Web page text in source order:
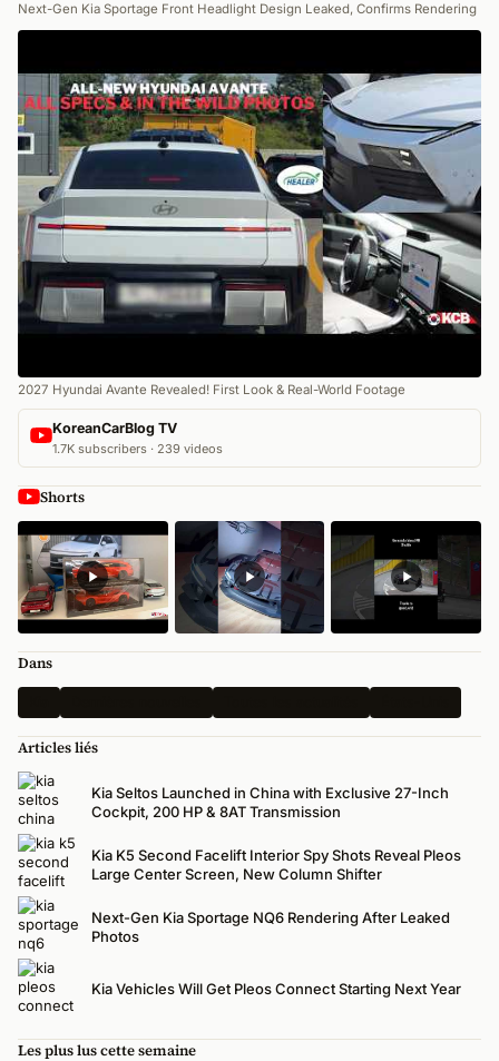
Next-Gen Kia Sportage Front Headlight Design Leaked, Confirms Rendering
2027 Hyundai Avante Revealed! First Look & Real-World Footage
KoreanCarBlog TV
1.7K subscribers · 239 videos
Shorts
Dans
Articles liés
Kia Seltos Launched in China with Exclusive 27-Inch
Cockpit, 200 HP & 8AT Transmission
Kia K5 Second Facelift Interior Spy Shots Reveal Pleos
Large Center Screen, New Column Shifter
Next-Gen Kia Sportage NQ6 Rendering After Leaked
Photos
Kia Vehicles Will Get Pleos Connect Starting Next Year
Les plus lus cette semaine